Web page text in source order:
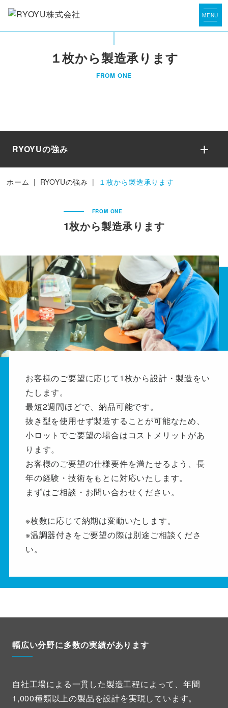
１枚から製造承ります
FROM ONE
RYOYUの強み
ホーム | RYOYUの強み | １枚から製造承ります
FROM ONE
1枚から製造承ります
お客様のご要望に応じて1枚から設計・製造をい
たします。
最短2週間ほどで、納品可能です。
抜き型を使用せず製造することが可能なため、
小ロットでご要望の場合はコストメリットがあ
ります。
お客様のご要望の仕様要件を満たせるよう、長
年の経験・技術をもとに対応いたします。
まずはご相談・お問い合わせください。
※枚数に応じて納期は変動いたします。
※温調器付きをご要望の際は別途ご相談くださ
い。
幅広い分野に多数の実績があります
自社工場による一貫した製造工程によって、年間
1,000種類以上の製品を設計を実現しています。